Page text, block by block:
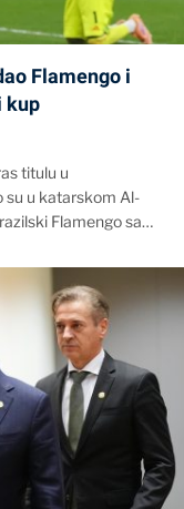
Flamengo i
kup
titulu u
su u katarskom Al-
Flamengo sa…